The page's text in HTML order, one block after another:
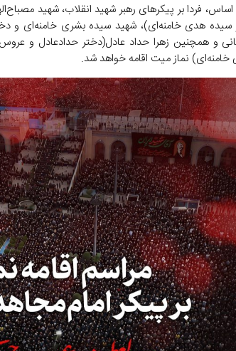
اساس، فردا بر پیکرهای رهبر شهید انقلاب، شهید
و همچنین زهرا حداد عادل(دختر حدادعادل و
خامنه‌ای) نماز میت اقامه خواهد شد.